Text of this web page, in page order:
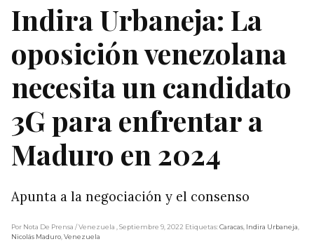
Indira Urbaneja: La
oposición venezolana
necesita un candidato
3G para enfrentar a
Maduro en 2024
Apunta a la negociación y el consenso
Por Nota De Prensa / Venezuela , Septiembre 9, 2022 Etiquetas:Caracas, Indira Urbaneja,
Nicolás Maduro,Venezuela